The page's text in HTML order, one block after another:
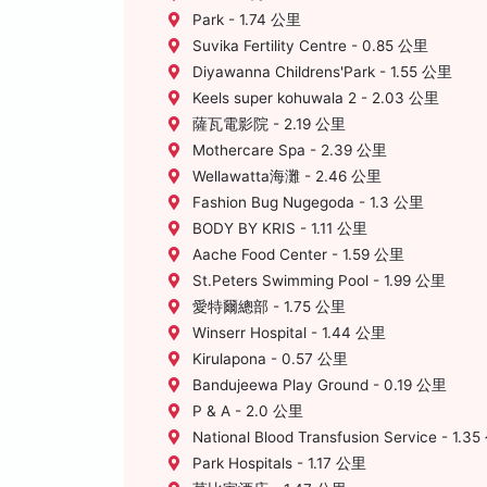
Park - 1.74 公里
Suvika Fertility Centre - 0.85 公里
Diyawanna Childrens'Park - 1.55 公里
Keels super kohuwala 2 - 2.03 公里
薩瓦電影院 - 2.19 公里
Mothercare Spa - 2.39 公里
Wellawatta海灘 - 2.46 公里
Fashion Bug Nugegoda - 1.3 公里
BODY BY KRIS - 1.11 公里
Aache Food Center - 1.59 公里
St.Peters Swimming Pool - 1.99 公里
愛特爾總部 - 1.75 公里
Winserr Hospital - 1.44 公里
Kirulapona - 0.57 公里
Bandujeewa Play Ground - 0.19 公里
P & A - 2.0 公里
National Blood Transfusion Service - 1.35
Park Hospitals - 1.17 公里